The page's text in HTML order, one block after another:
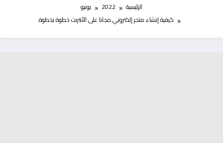
الرئيسية 2022
يونيو
كيفية إنشاء متجر إلكتروني مجانا على الأنترنت خطوة بخطوة